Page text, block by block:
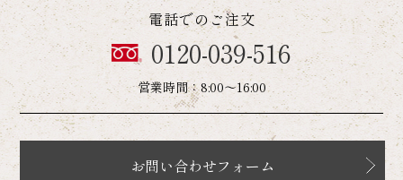
電話でのご注文
0120-039-516
営業時間：8:00～16:00
お問い合わせフォーム